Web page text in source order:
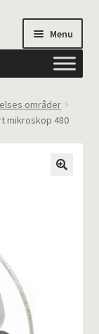
Menu
områder
mikroskop 480